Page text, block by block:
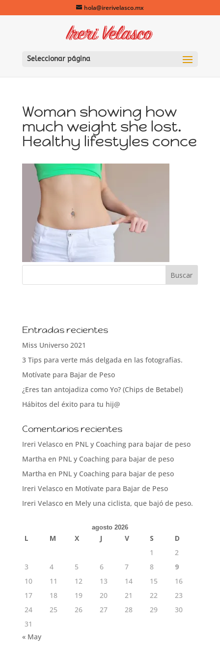
hola@irerivelasco.mx
Seleccionar página
Woman showing how
much weight she lost.
Healthy lifestyles conce
Entradas recientes
Miss Universo 2021
3 Tips para verte más delgada en las fotografías.
Motívate para Bajar de Peso
¿Eres tan antojadiza como Yo? (Chips de Betabel)
Hábitos del éxito para tu hij@
Comentarios recientes
Ireri Velascoen PNL y Coaching para bajar de peso
Martha en PNL y Coaching para bajar de peso
Martha en PNL y Coaching para bajar de peso
Ireri Velascoen Motívate para Bajar de Peso
Ireri Velascoen Mely una ciclista, que bajó de peso.
agosto 2026
L M X J V S
D
1
2
3
4 5 6 7 8
9
10
11 12 13 14 15
16
17
18 19 20 21 22
23
24
25 26 27 28 29
30
31
« May